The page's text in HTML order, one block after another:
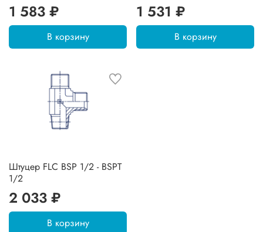
1 583 ₽
В корзину
1 531 ₽
В корзину
Штуцер FLC BSP 1/2 - BSPT
1/2
2 033 ₽
В корзину